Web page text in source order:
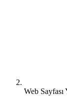
Web Sayfası